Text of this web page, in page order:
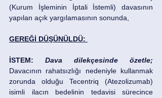
(Kurum İşleminin İptali İstemli) davasının
yapılan açık yargılamasının sonunda,
GEREĞİ DÜŞÜNÜLDÜ:
İSTEM:
Davacının rahatsızlığı nedeniyle kullanmak
zorunda olduğu Tecentriq (Atezolizumab)
isimli ilacın bedelinin tedavisi sürecince